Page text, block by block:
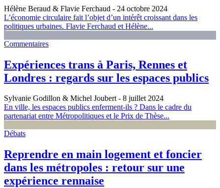
Hélène Beraud & Flavie Ferchaud - 24 octobre 2024
L’économie circulaire fait l’objet d’un intérêt croissant dans les
politiques urbaines. Flavie Ferchaud et Hélène...
Commentaires
Expériences trans à Paris, Rennes et
Londres : regards sur les espaces publics
Sylvanie Godillon & Michel Joubert- 8 juillet 2024
En ville, les espaces publics enferment-ils ? Dans le cadre du
partenariat entre Métropolitiques et le Prix de Thèse...
Débats
Reprendre en main logement et foncier
dans les métropoles : retour sur une
expérience rennaise